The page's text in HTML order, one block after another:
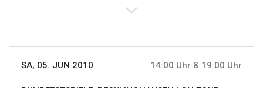
SA, 05. JUN 2010 14:00 Uhr & 19:00 Uhr